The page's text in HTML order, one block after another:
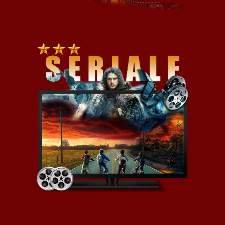
zaliczeniową na temat przemocy
w mediach. W jej ręce
przypadkowo wpada kaseta z
prawdziwym zapisem tortur i
śmierci (Snuff Movie)
dziewczyny, która uczęszczała
na ten sam Uniwerek co główna
bohaterka. Angela, razem ze
swoim kolegą – wielbicielem
krwawych horrorów i
ekstremalnego porno, wpadają
na trop kogoś, kto zajmuje się